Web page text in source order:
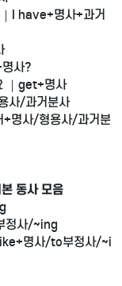
I have+명사+과거
사?
｜get+명사
사/과거분사
명사/형용사/과거분
동사 모음
정사/~ing
명사/to부정사/~i